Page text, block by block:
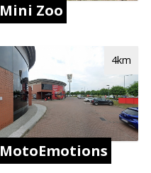
Mini Zoo
MotoEmotions
4km